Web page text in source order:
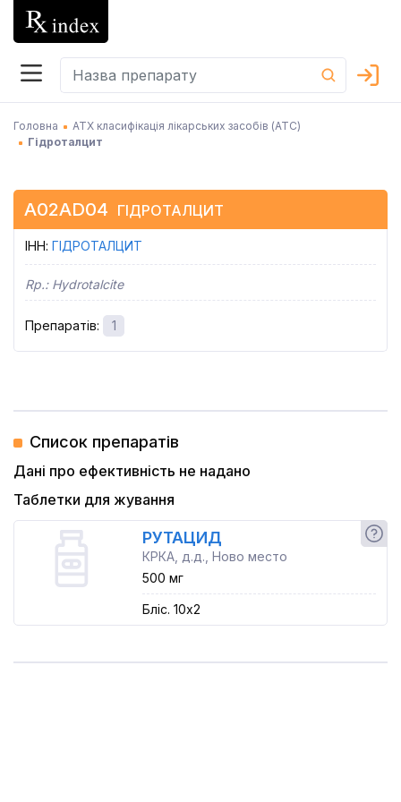
Головна
АТХ класифікація лікарських засобів (АТC)
Гідроталцит
A02AD04 ГІДРОТАЛЦИТ
ІНН: ГІДРОТАЛЦИТ
Rp.: Hydrotalcite
Препаратів: 1
Список препаратів
Дані про ефективність не надано
Таблетки для жування
РУТАЦИД
КРКА, д.д., Ново место
500 мг
Бліс. 10x2